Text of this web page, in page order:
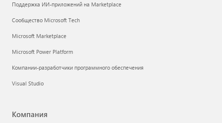
Поддержка ИИ-приложений на Marketplace
Сообщество Microsoft Tech
Microsoft Marketplace
Microsoft Power Platform
Компании-разработчики программного обеспечения
Visual Studio
Компания